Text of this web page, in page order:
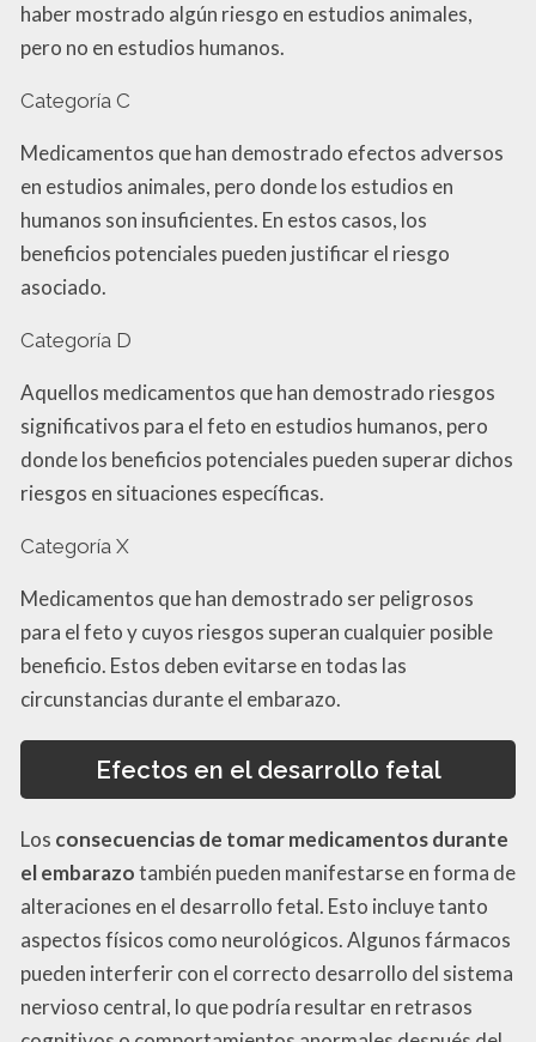
haber mostrado algún riesgo en estudios animales,
pero no en estudios humanos.
Categoría C
Medicamentos que han demostrado efectos adversos
en estudios animales, pero donde los estudios en
humanos son insuficientes. En estos casos, los
beneficios potenciales pueden justificar el riesgo
asociado.
Categoría D
Aquellos medicamentos que han demostrado riesgos
significativos para el feto en estudios humanos, pero
donde los beneficios potenciales pueden superar dichos
riesgos en situaciones específicas.
Categoría X
Medicamentos que han demostrado ser peligrosos
para el feto y cuyos riesgos superan cualquier posible
beneficio. Estos deben evitarse en todas las
circunstancias durante el embarazo.
Efectos en el desarrollo fetal
Los consecuencias de tomar medicamentos durante
el embarazotambién pueden manifestarse en forma de
alteraciones en el desarrollo fetal. Esto incluye tanto
aspectos físicos como neurológicos. Algunos fármacos
pueden interferir con el correcto desarrollo del sistema
nervioso central, lo que podría resultar en retrasos